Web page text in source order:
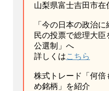
山梨県富士吉田市在
「今の日本の政治
民の投票で総理大臣
公選制」へ
詳しくはこちら
株式トレード「何倍
め銘柄」を紹介